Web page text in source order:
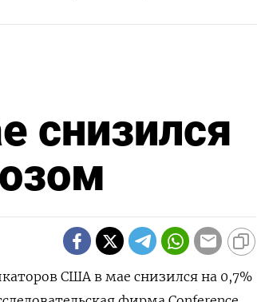
снизился
США в мае снизился на 0,7%